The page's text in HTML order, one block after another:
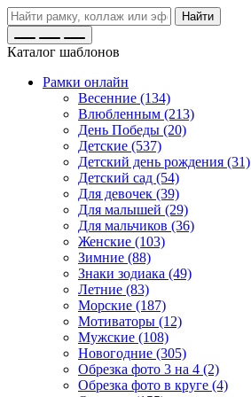
Найти
Каталог шаблонов
Рамки онлайн
Весенние (134)
Влюбленным (213)
День Победы (20)
Детские (537)
Детский день рождения (31)
Детский сад (54)
Для девочек (39)
Для малышей (29)
Для мальчиков (36)
Женские (103)
Зимние (88)
Знаки зодиака (49)
Летние (83)
Морские (187)
Мотиваторы (12)
Мужские (108)
Новогодние (305)
Обрезка фото 3 на 4 (2)
Обрезка фото в круге (4)